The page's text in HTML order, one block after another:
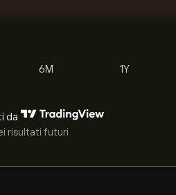
6M 1Y
da
risultati futuri